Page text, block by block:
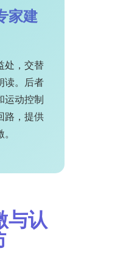
家建
处，交替
读。后者
运动控制
路，提供
与认